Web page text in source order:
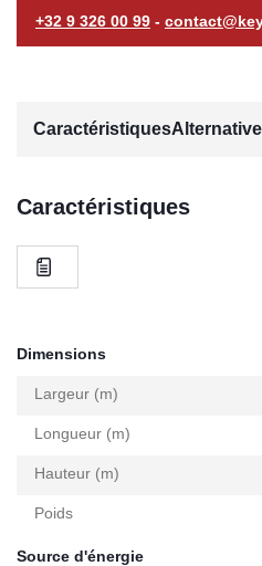
+32 9 326 00 99 -
Caractéristiques
Caractéristiques
Dimensions
Largeur (m)
Longueur (m)
Hauteur (m)
Poids
Source d'énergie